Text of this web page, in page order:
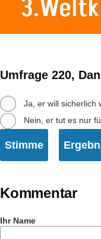
Umfrage 220,
Ja, er will sicherlich
Nein, er tut es nur
Kommentar
Ihr Name